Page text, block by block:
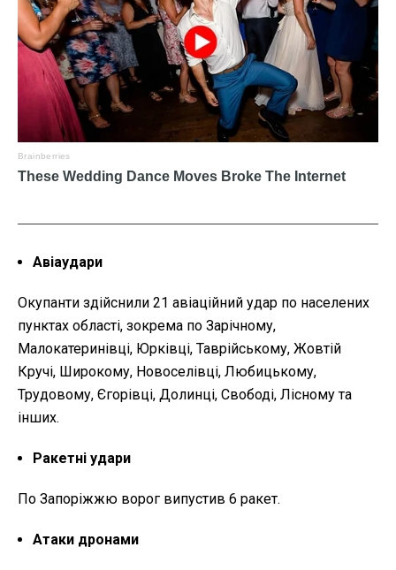
Авіаудари
Окупанти здійснили 21 авіаційний удар по населених
пунктах області, зокрема по Зарічному,
Малокатеринівці, Юрківці, Таврійському, Жовтій
Кручі, Широкому, Новоселівці, Любицькому,
Трудовому, Єгорівці, Долинці, Свободі, Лісному та
інших.
Ракетні удари
По Запоріжжю ворог випустив 6 ракет.
Атаки дронами